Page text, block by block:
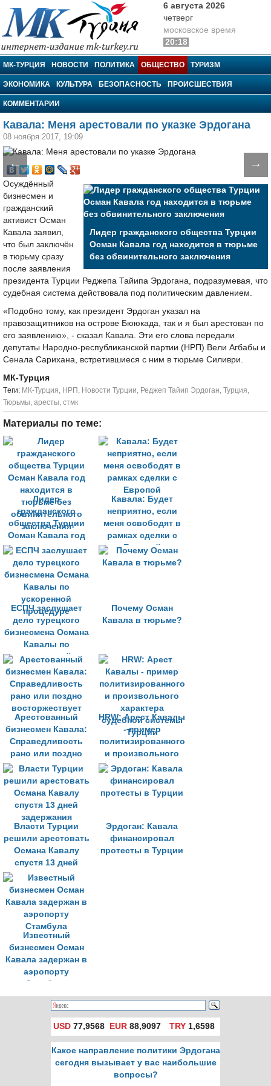
МК-Турция
6 августа 2026
четверг
московское время
20:18
МК-ТУРЦИЯ НОВОСТИ ПОЛИТИКА ОБЩЕСТВО ТУРИЗМ
ЭКОНОМИКА КУЛЬТУРА БЕЗОПАСНОСТЬ ПРОИСШЕСТВИЯ
КОММЕНТАРИИ
Кавала: Меня арестовали по указке Эрдогана
08 ноября 2017, 19:09
← →
Лидер гражданского общества Турции
Осман Кавала год находится в тюрьме
без обвинительного заключения
Осуждённый
бизнесмен и
гражданский
активист Осман
Кавала заявил,
что был заключён
в тюрьму сразу
после заявления
президента Турции Реджепа Тайипа Эрдогана, подразумевая, что
судебная система действовала под политическим давлением.
«Подобно тому, как президент Эрдоган указал на
правозащитников на острове Бююкада, так и я был арестован по
его заявлению», - сказал Кавала. Эти его слова передали
депутаты Народно-республиканской партии (НРП) Вели Агбабы и
Сенала Сарихана, встретившиеся с ним в тюрьме Силиври.
МК-Турция
Tеги: МК-Турция, НРП , Новости Турции, Реджеп Тайип Эрдоган, Турция,
Тюрьмы, аресты, стмк
Материалы по теме:
Лидер
гражданского
общества Турции
Осман Кавала год
находится в
тюрьме без
обвинительного
заключения
Кавала: Будет
неприятно, если
меня освободят в
рамках сделки с
Европой
ЕСПЧ заслушает
дело турецкого
бизнесмена Османа
Кавалы по
ускоренной
процедуре
Почему Осман
Кавала в тюрьме?
Арестованный
бизнесмен Кавала:
Справедливость
рано или поздно
восторжествует
HRW: Арест Кавалы
- пример
политизированного
и произвольного
характера
судебной системы
Турции
Власти Турции
решили арестовать
Османа Кавалу
спустя 13 дней
задержания
Эрдоган: Кавала
финансировал
протесты в Турции
Известный
бизнесмен Осман
Кавала задержан в
аэропорту
Стамбула
USD 77,9568 EUR 88,9097 TRY1,6598
Какое направление политики Эрдогана
сегодня вызывает у вас наибольшие
вопросы?